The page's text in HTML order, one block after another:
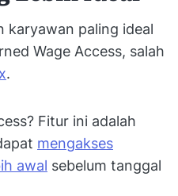
karyawan paling ideal
Wage Access, salah
.
Fitur ini adalah
mengakses
awal sebelum tanggal